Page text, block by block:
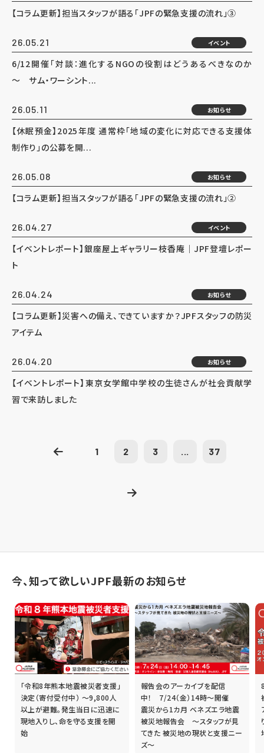
【コラム更新】担当スタッフが語る「JPFの緊急支援の流れ」③
26.05.21 イベント
6/12開催「対談：進化するNGOの役割はどうあるべきなのか
～ サム・ワーシント...
26.05.11 お知らせ
【休眠預金】2025年度 通常枠「地域の変化に対応できる支援体
制作り」の公募を開...
26.05.08 お知らせ
【コラム更新】担当スタッフが語る「JPFの緊急支援の流れ」②
26.04.27 イベント
【イベントレポート】銀座屋上ギャラリー枝香庵｜JPF登壇レポー
ト
26.04.24 お知らせ
【コラム更新】災害への備え、できていますか？JPFスタッフの防災
アイテム
26.04.20 お知らせ
【イベントレポート】東京女学館中学校の生徒さんが社会貢献学
習で来訪しました
1 2 3 ... 37
今、知って欲しいJPF最新のお知らせ
「令和8年熊本地震被災者支援」
決定（寄付受付中） ～9,800人
以上が避難。発生当日に迅速に
現地入りし、命を守る支援を開
始
報告会のアーカイブを配信
中！ 7/24（金）14時～開催
震災から1カ月 ベネズエラ地震
被災地報告会 ～スタッフが見
てきた 被災地の現状と支援ニー
ズ～